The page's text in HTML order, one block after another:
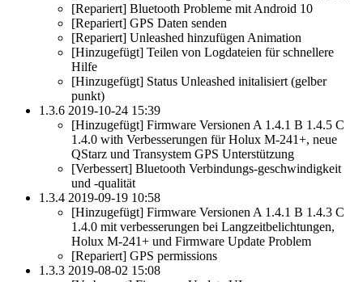
[Repariert] Bluetooth Probleme mit Android 10
[Repariert] GPS Daten senden
[Repariert] Unleashed hinzufügen Animation
[Hinzugefügt] Teilen von Logdateien für schnellere
Hilfe
[Hinzugefügt] Status Unleashed initalisiert (gelber
punkt)
1.3.6 2019-10-24 15:39
[Hinzugefügt] Firmware Versionen A 1.4.1 B 1.4.5 C
1.4.0 with Verbesserungen für Holux M-241+, neue
QStarz und Transystem GPS Unterstützung
[Verbessert] Bluetooth Verbindungs-geschwindigkeit
und -qualität
1.3.4 2019-09-19 10:58
[Hinzugefügt] Firmware Versionen A 1.4.1 B 1.4.3 C
1.4.0 mit verbesserungen bei Langzeitbelichtungen,
Holux M-241+ und Firmware Update Problem
[Repariert] GPS permissions
1.3.3 2019-08-02 15:08